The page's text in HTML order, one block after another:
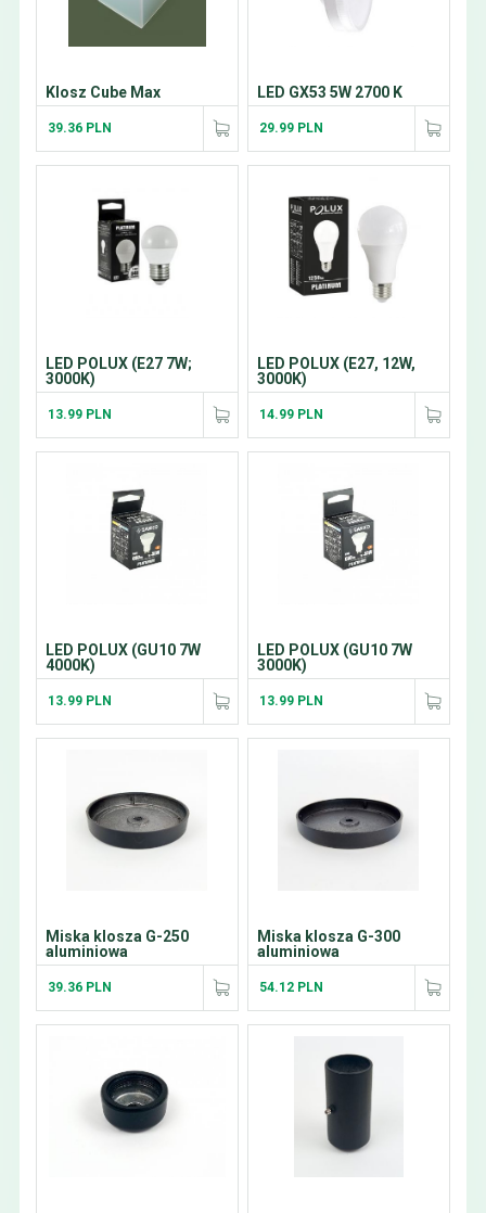
Klosz Cube Max
39.36 PLN
LED GX53 5W 2700 K
29.99 PLN
LED POLUX (E27 7W;
3000K)
13.99 PLN
LED POLUX (E27, 12W,
3000K)
14.99 PLN
LED POLUX (GU10 7W
4000K)
13.99 PLN
LED POLUX (GU10 7W
3000K)
13.99 PLN
Miska klosza G-250
aluminiowa
39.36 PLN
Miska klosza G-300
aluminiowa
54.12 PLN